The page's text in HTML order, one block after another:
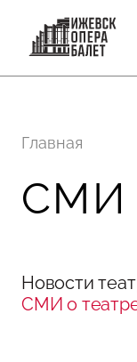
Главная
СМИ
Новости
СМИ о